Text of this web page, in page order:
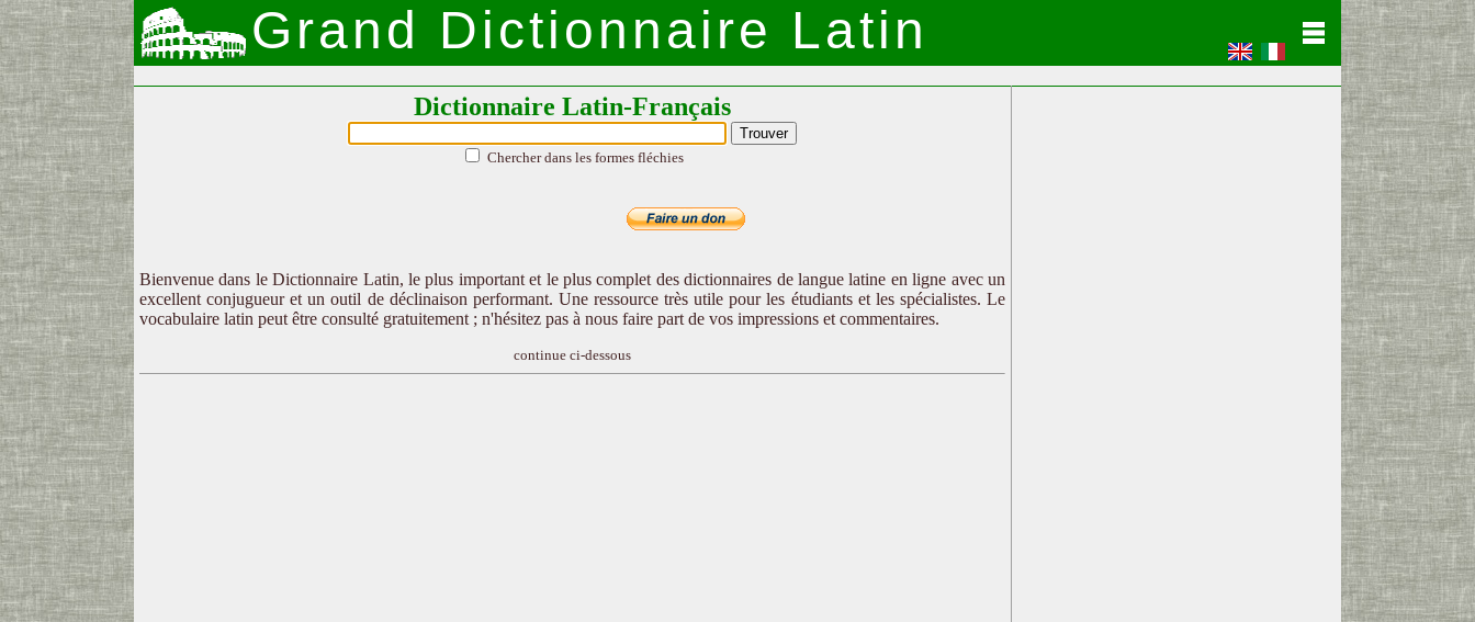
Grand Dictionnaire Latin
Dictionnaire Latin-Français
Chercher dans les formes fléchies
Bienvenue dans le Dictionnaire Latin, le plus important et le plus complet des dictionnaires de langue latine en ligne avec un
excellent conjugueur et un outil de déclinaison performant. Une ressource très utile pour les étudiants et les spécialistes. Le
vocabulaire latin peut être consulté gratuitement ; n'hésitez pas à nous faire part de vos impressions et commentaires.
continue ci-dessous